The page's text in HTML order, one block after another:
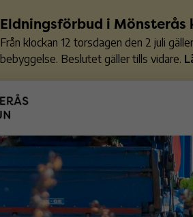
Eldningsförbud i Mönsterås
Från klockan 12 torsdagen den 2 juli
bebyggelse. Beslutet gäller tills vidare.